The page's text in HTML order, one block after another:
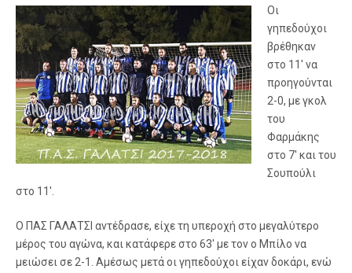
Οι
γηπεδούχοι
βρέθηκαν
στο 11′ να
προηγούνται
2-0, με γκολ
του
Φαρμάκης
στο 7′ και του
Σουπούλι
στο 11′.
Ο ΠΑΣ ΓΑΛΑΤΣΙ αντέδρασε, είχε τη υπεροχή στο μεγαλύτερο
μέρος του αγώνα, και κατάφερε στο 63′ με τον ο Μπίλο να
μειώσει σε 2-1. Αμέσως μετά οι γηπεδούχοι είχαν δοκάρι, ενώ